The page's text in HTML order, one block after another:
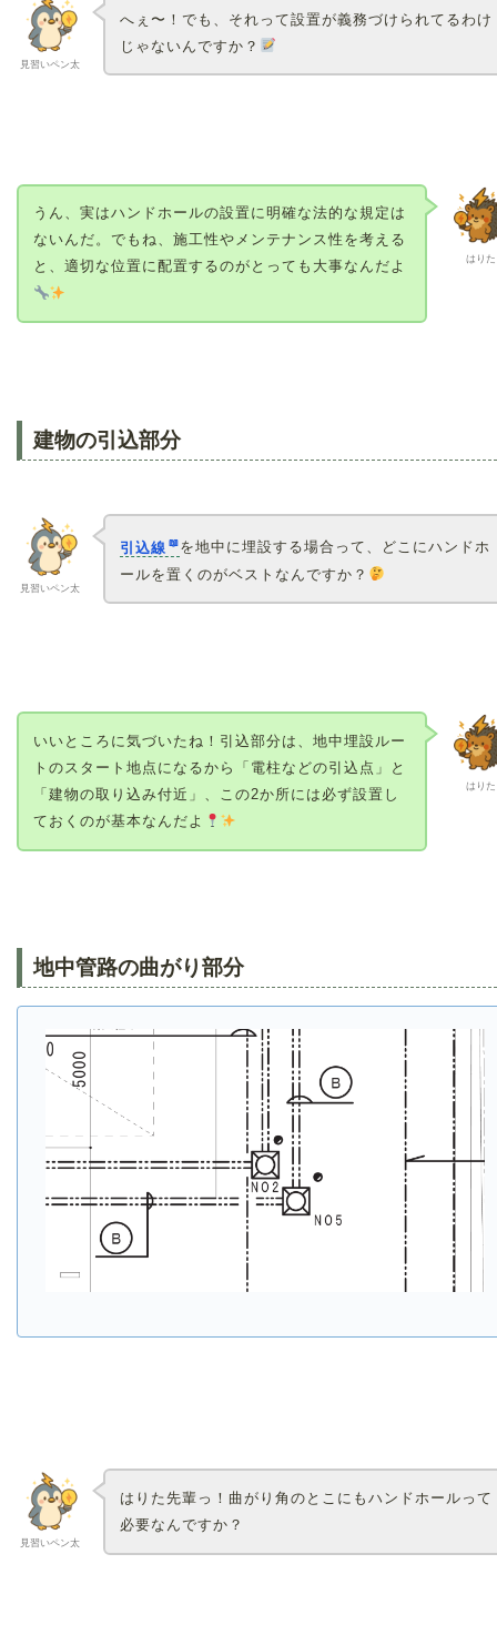
見習いペン太
へぇ〜！でも、それって設置が義務づけられてるわけ
じゃないんですか？
はりた
うん、実はハンドホールの設置に明確な法的な規定は
ないんだ。でもね、施工性やメンテナンス性を考える
と、適切な位置に配置するのがとっても大事なんだよ
建物の引込部分
見習いペン太
引込線
を地中に埋設する場合って、どこにハンドホ
ールを置くのがベストなんですか？
はりた
いいところに気づいたね！引込部分は、地中埋設ルー
トのスタート地点になるから「電柱などの引込点」と
「建物の取り込み付近」、この2か所には必ず設置し
ておくのが基本なんだよ
地中管路の曲がり部分
見習いペン太
はりた先輩っ！曲がり角のとこにもハンドホールって
必要なんですか？